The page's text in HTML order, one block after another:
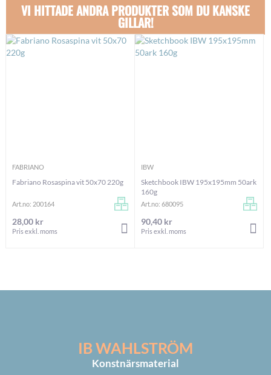
VI HITTADE ANDRA PRODUKTER SOM DU KANSKE
GILLAR!
FABRIANO
Fabriano Rosaspina vit 50x70 220g
Art.no: 200164
28,00 kr
Pris exkl. moms LÄGG I VARUKORGEN
IBW
Sketchbook IBW 195x195mm 50ark
160g
Art.no: 680095
90,40 kr
Pris exkl. moms
IB WAHLSTRÖM
Konstnärsmaterial